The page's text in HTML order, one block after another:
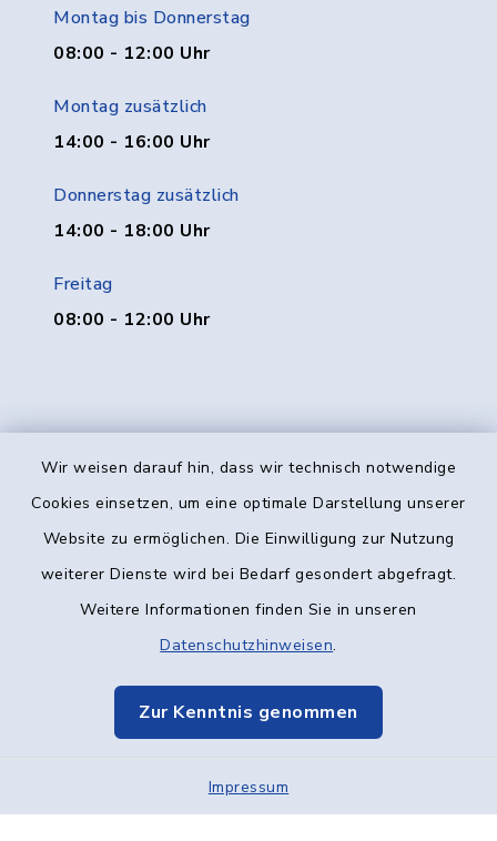
Wir weisen darauf hin, dass wir technisch notwendige
Cookies einsetzen, um eine optimale Darstellung unserer
Website zu ermöglichen. Die Einwilligung zur Nutzung
weiterer Dienste wird bei Bedarf gesondert abgefragt.
Weitere Informationen finden Sie in unseren
Datenschutzhinweisen.
Zur Kenntnis genommen
Impressum
Montag bis Donnerstag
08:00 - 12:00 Uhr
Montag zusätzlich
14:00 - 16:00 Uhr
Donnerstag zusätzlich
14:00 - 18:00 Uhr
Freitag
08:00 - 12:00 Uhr
Kontakt
Datenschutz
Elektronische Kommunikation
Sitemap